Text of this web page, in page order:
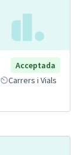
Acceptada
Carrers i Vials